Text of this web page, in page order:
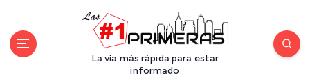
La vía más rápida para estar
informado